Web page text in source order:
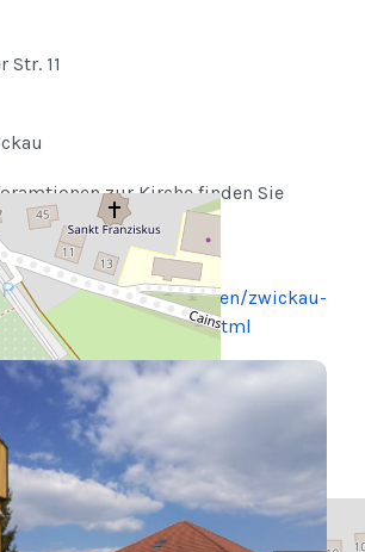
Str. 11
zur Kirche finden Sie
familie-
index.php/ortsgemeinden/zwickau-
kirche-st-franziskus.html